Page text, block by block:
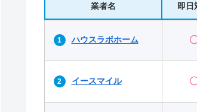
業者名 即日
ハウスラボホーム
イースマイル